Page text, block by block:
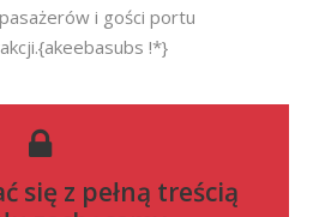
i gości portu
!*}
się z pełną treścią